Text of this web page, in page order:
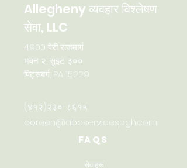
Allegheny व्यवहार विश्लेषण
सेवा, LLC
4900 पेरी राजमार्ग
भवन २, सुइट ३००
पिट्सबर्ग, PA 15229
(४१२)२३०-८६१५
doreen@abaservicespgh.com
FAQs
सेवाहरू